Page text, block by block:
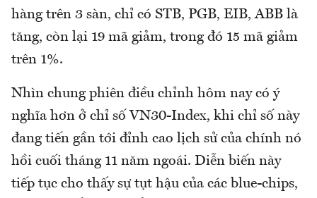
hàng trên 3 sàn, chỉ có STB, PGB, EIB, ABB là
tăng, còn lại 19 mã giảm, trong đó 15 mã giảm
trên 1%.
Nhìn chung phiên điều chỉnh hôm nay có ý
nghĩa hơn ở chỉ số VN30-Index, khi chỉ số này
đang tiến gần tới đỉnh cao lịch sử của chính nó
hồi cuối tháng 11 năm ngoái. Diễn biến này
tiếp tục cho thấy sự tụt hậu của các blue-chips,